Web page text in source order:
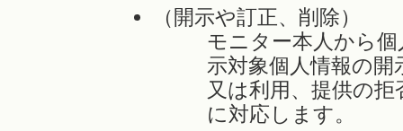
（開示や訂正、削除）
モニター本人から
示対象個人情報の開
又は利用、提供の
に対応します。